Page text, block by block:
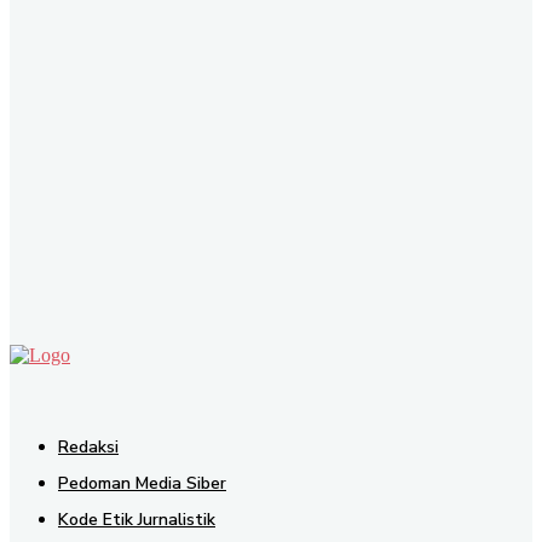
Redaksi
Pedoman Media Siber
Kode Etik Jurnalistik